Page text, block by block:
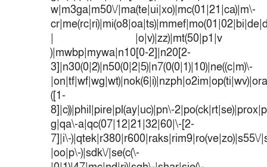
w|m3ga|m50\/|ma(te|ui|xo)|mc(01|21|ca)|m\-
| |o|v)|zz)|mt(50|p1|v
)|mwbp|mywa|n10[0-2]|n20[2-
3]|n30(0|2)|n50(0|2|5)|n7(0(0|1)|10)|ne((c|m)\-
([1-
8]|c))|phil|pire|pl(ay|uc)|pn\-
g|qa\-a|qc(07|12|21|32|60|\-[2-
7]|i\-)|qtek|r380|r600|raks|rim9|ro(ve|zo)|s55\/
|oo|p\-)|sdk\/|se(c(\-